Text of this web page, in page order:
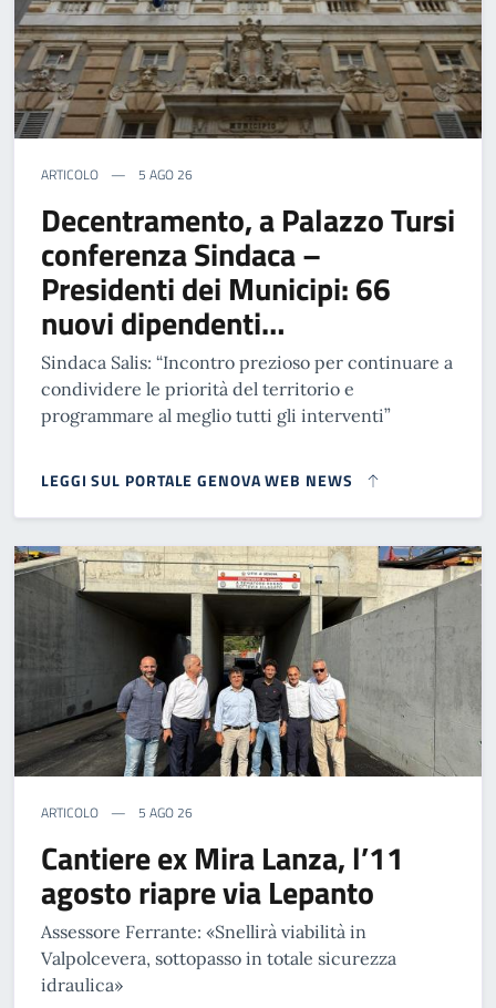
ARTICOLO 5 AGO 26
Decentramento, a Palazzo Tursi
conferenza Sindaca –
Presidenti dei Municipi: 66
nuovi dipendenti…
Sindaca Salis: “Incontro prezioso per continuare a
condividere le priorità del territorio e
programmare al meglio tutti gli interventi”
LEGGI SUL PORTALE GENOVA WEB NEWS
ARTICOLO 5 AGO 26
Cantiere ex Mira Lanza, l’11
agosto riapre via Lepanto
Assessore Ferrante: «Snellirà viabilità in
Valpolcevera, sottopasso in totale sicurezza
idraulica»